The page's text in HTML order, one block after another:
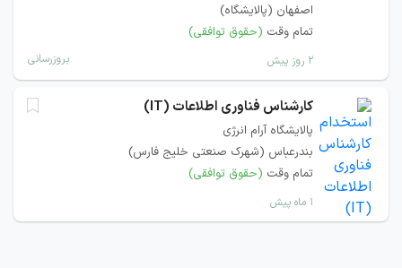
اصفهان (پالایشگاه)
تمام وقت (حقوق توافقی)
۲ روز پیش بروزرسانی
کارشناس فناوری اطلاعات (IT)
پالایشگاه آرام انرژی
بندرعباس (شهرک صنعتی خلیج فارس)
تمام وقت (حقوق توافقی)
۱ ماه پیش